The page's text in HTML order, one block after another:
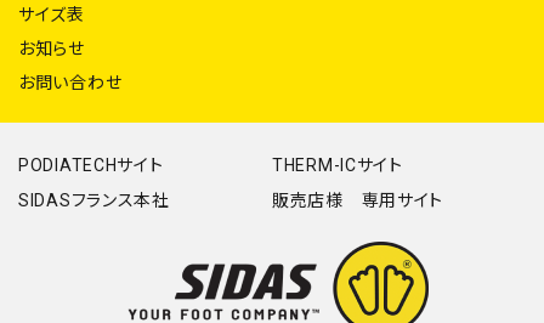
サイズ表
お知らせ
お問い合わせ
PODIATECHサイト
THERM-ICサイト
SIDASフランス本社
販売店様 専用サイト